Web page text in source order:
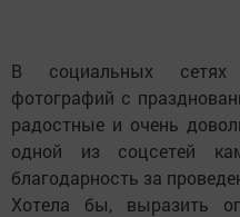
В социальных сетях
фотографий с
радостные и очень
одной из соцсетей
благодарность за
Хотела бы, выразить